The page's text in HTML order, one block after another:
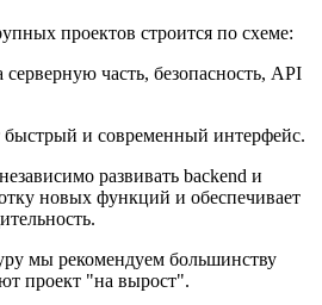
проектов строится по схеме:
серверную часть, безопасность, API
быстрый и современный интерфейс.
развивать backend и
новых функций и обеспечивает
мы рекомендуем большинству
проект "на вырост".